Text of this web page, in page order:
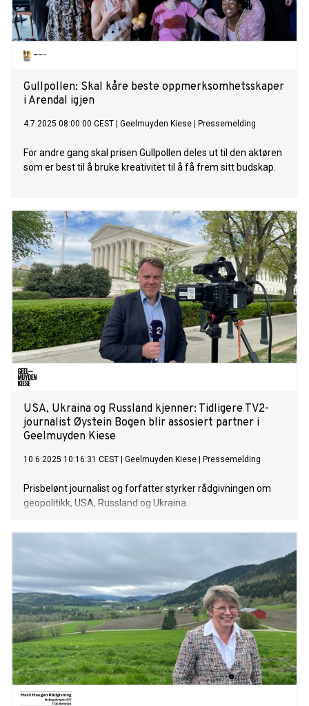
Gullpollen: Skal kåre beste oppmerksomhetsskaper
i Arendal igjen
4.7.2025 08:00:00 CEST Geelmuyden Kiese Pressemelding
For andre gang skal prisen Gullpollen deles ut til den aktøren
som er best til å bruke kreativitet til å få frem sitt budskap.
USA, Ukraina og Russland kjenner: Tidligere TV2-
journalist Øystein Bogen blir assosiert partner i
Geelmuyden Kiese
10.6.2025 10:16:31 CEST Geelmuyden Kiese Pressemelding
Prisbelønt journalist og forfatter styrker rådgivningen om
geopolitikk, USA, Russland og Ukraina.